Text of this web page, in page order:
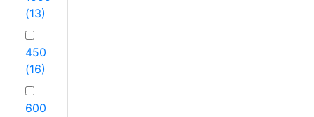
(13)
450
(16)
600